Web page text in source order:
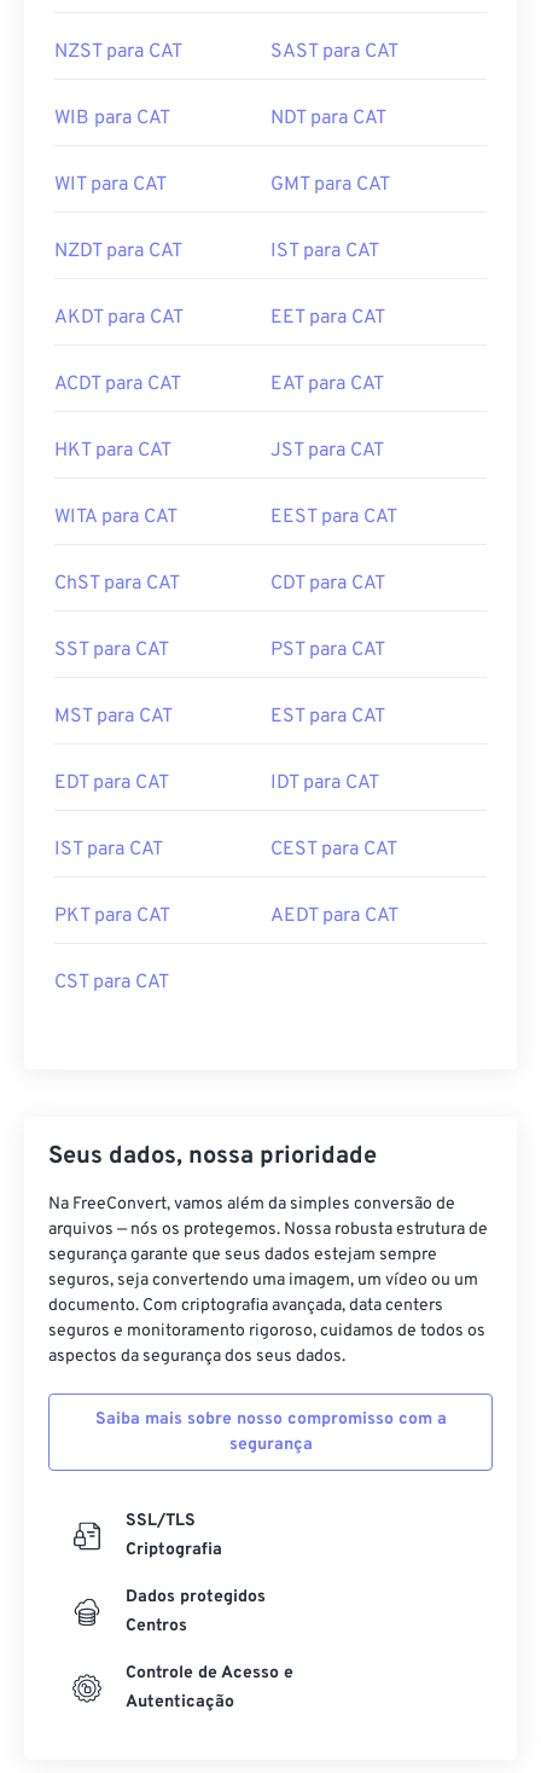
NZST para CAT SAST para CAT
WIB para CAT NDT para CAT
WIT para CAT GMT para CAT
NZDT para CAT IST para CAT
AKDT para CAT EET para CAT
ACDT para CAT EAT para CAT
HKT para CAT JST para CAT
WITA para CAT EEST para CAT
ChST para CAT CDT para CAT
SST para CAT PST para CAT
MST para CAT EST para CAT
EDT para CAT IDT para CAT
IST para CAT CEST para CAT
PKT para CAT AEDT para CAT
CST para CAT
Seus dados, nossa prioridade
Na FreeConvert, vamos além da simples conversão de
arquivos — nós os protegemos. Nossa robusta estrutura de
segurança garante que seus dados estejam sempre
seguros, seja convertendo uma imagem, um vídeo ou um
documento. Com criptografia avançada, data centers
seguros e monitoramento rigoroso, cuidamos de todos os
aspectos da segurança dos seus dados.
Saiba mais sobre nosso compromisso com a
segurança
SSL/TLS
Criptografia
Dados protegidos
Centros
Controle de Acesso e
Autenticação